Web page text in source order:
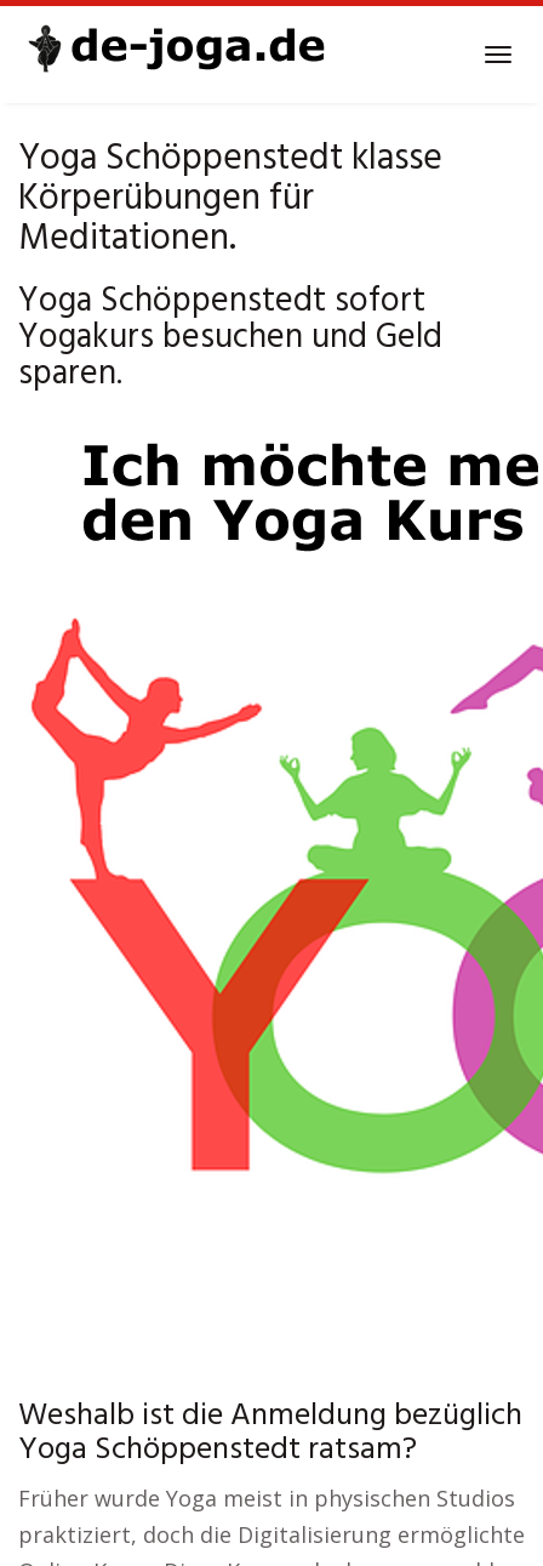
Yoga Schöppenstedt klasse
Körperübungen für
Meditationen.
Yoga Schöppenstedt sofort
Yogakurs besuchen und Geld
sparen.
Weshalb ist die Anmeldung bezüglich
Yoga Schöppenstedt ratsam?
Früher wurde Yoga meist in physischen Studios
praktiziert, doch die Digitalisierung ermöglichte